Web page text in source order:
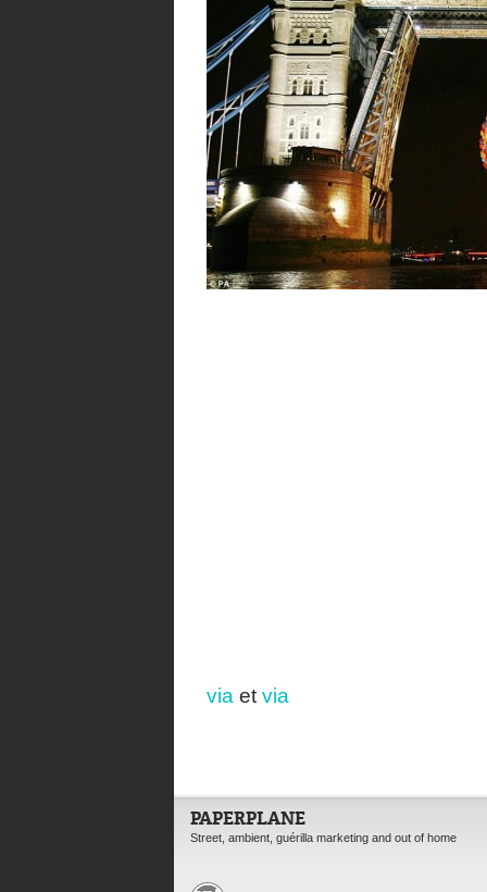
via et via
PAPERPLANE
Street, ambient, guérilla marketing and out of home